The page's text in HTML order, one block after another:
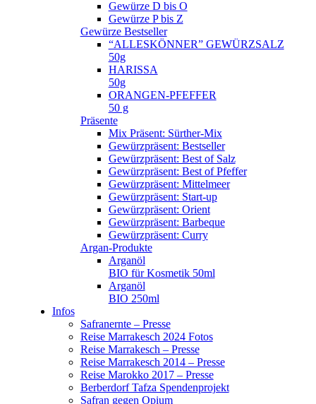
Gewürze D bis O
Gewürze P bis Z
Gewürze Bestseller
“ALLESKÖNNER” GEWÜRZSALZ
50g
HARISSA
50g
ORANGEN-PFEFFER
50 g
Präsente
Mix Präsent: Sürther-Mix
Gewürzpräsent: Bestseller
Gewürzpräsent: Best of Salz
Gewürzpräsent: Best of Pfeffer
Gewürzpräsent: Mittelmeer
Gewürzpräsent: Start-up
Gewürzpräsent: Orient
Gewürzpräsent: Barbeque
Gewürzpräsent: Curry
Argan-Produkte
Arganöl
BIO für Kosmetik 50ml
Arganöl
BIO 250ml
Infos
Safranernte – Presse
Reise Marrakesch 2024 Fotos
Reise Marrakesch – Presse
Reise Marrakesch 2014 – Presse
Reise Marokko 2017 – Presse
Berberdorf Tafza Spendenprojekt
Safran gegen Opium